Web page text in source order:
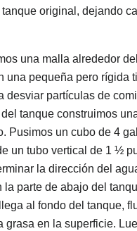
original, dejando
una malla alrededor
una pequeña pero rígida
desviar partículas de
tanque construimos
Pusimos un cubo de 4
un tubo vertical de 1 ½
la dirección del
parte de abajo del
al fondo del tanque,
grasa en la superficie.